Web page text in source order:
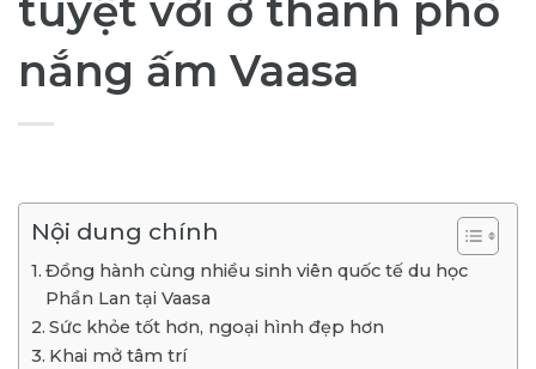
tuyệt vời ở thành phố
nắng ấm Vaasa
Nội dung chính
Đồng hành cùng nhiều sinh viên quốc tế du học
Phần Lan tại Vaasa
Sức khỏe tốt hơn, ngoại hình đẹp hơn
Khai mở tâm trí